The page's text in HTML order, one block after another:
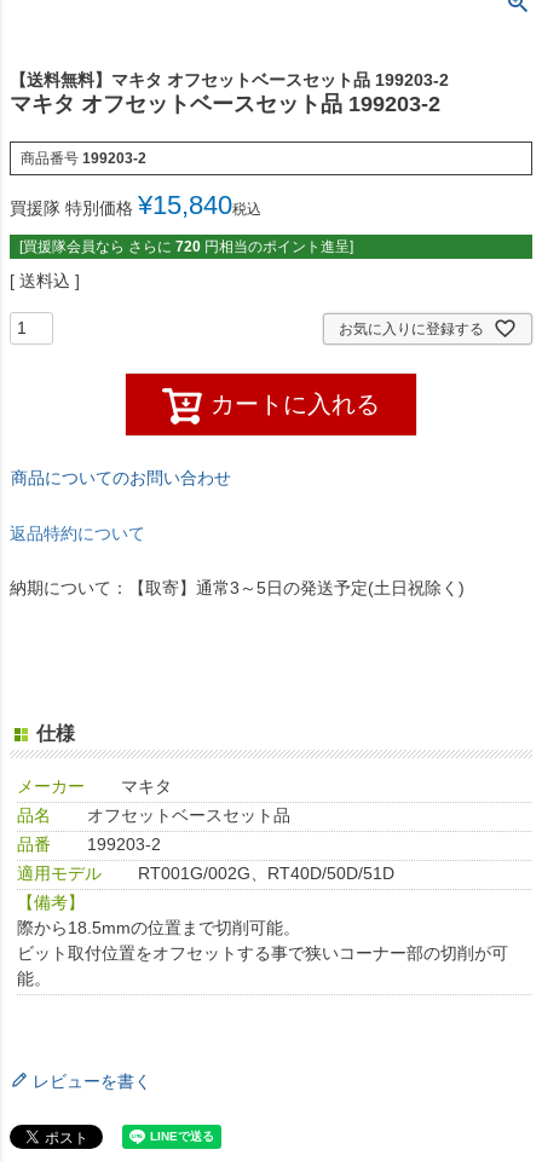
【送料無料】マキタ オフセットベースセット品 199203-2
マキタ オフセットベースセット品 199203-2
商品番号 199203-2
買援隊 特別価格 ¥15,840税込
[買援隊会員なら さらに 720 円相当のポイント進呈]
送料込
お気に入りに登録する
カートに入れる
商品についてのお問い合わせ
返品特約について
納期について：【取寄】通常3～5日の発送予定(土日祝除く)
仕様
メーカー
マキタ
品名
オフセットベースセット品
品番
199203-2
適用モデル
RT001G/002G、RT40D/50D/51D
【備考】
際から18.5mmの位置まで切削可能。
ビット取付位置をオフセットする事で狭いコーナー部の切削が可
能。
レビューを書く